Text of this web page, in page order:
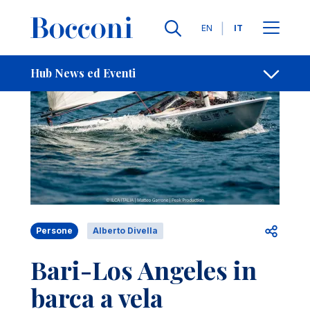
Lingue
EN IT
Hub News ed Eventi
Briciole di pane
Persone Alberto Divella Apri
Bari-Los Angeles in
barca a vela